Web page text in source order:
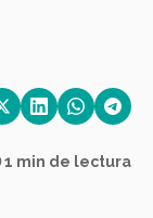
1 min de lectura